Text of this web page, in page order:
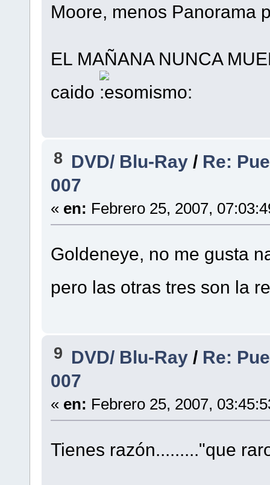
Moore, menos Panorama
EL MAÑANA NUNCA
caido
8 DVD/ Blu-Ray / Re:
007
« en: Febrero 25, 2007,
Goldeneye, no me gusta
pero las otras tres son la
9 DVD/ Blu-Ray / Re:
007
« en: Febrero 25, 2007,
Tienes razón........."que